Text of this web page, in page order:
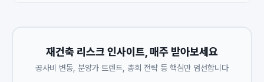
재건축 리스크 인사이트, 매주 받아보세요
공사비 변동, 분양가 트렌드, 총회 전략 등 핵심만 엄선합니다